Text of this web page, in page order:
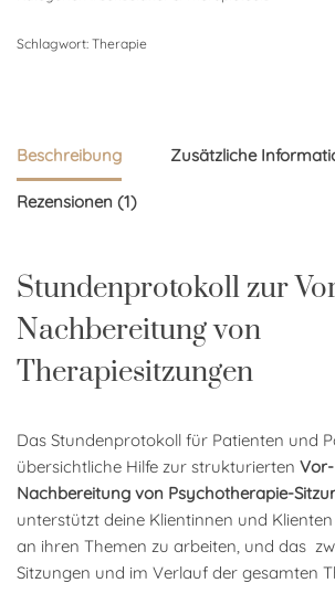
Schlagwort: Therapie
Beschreibung Zusätzliche
Rezensionen (1)
Stundenprotokoll zur
Nachbereitung von
Therapiesitzungen
Das Stundenprotokoll für Patienten und
übersichtliche Hilfe zur strukturierten
Nachbereitung von Psychotherapie-
unterstützt deine Klientinnen und
an ihren Themen zu arbeiten, und das
Sitzungen und im Verlauf der gesamten